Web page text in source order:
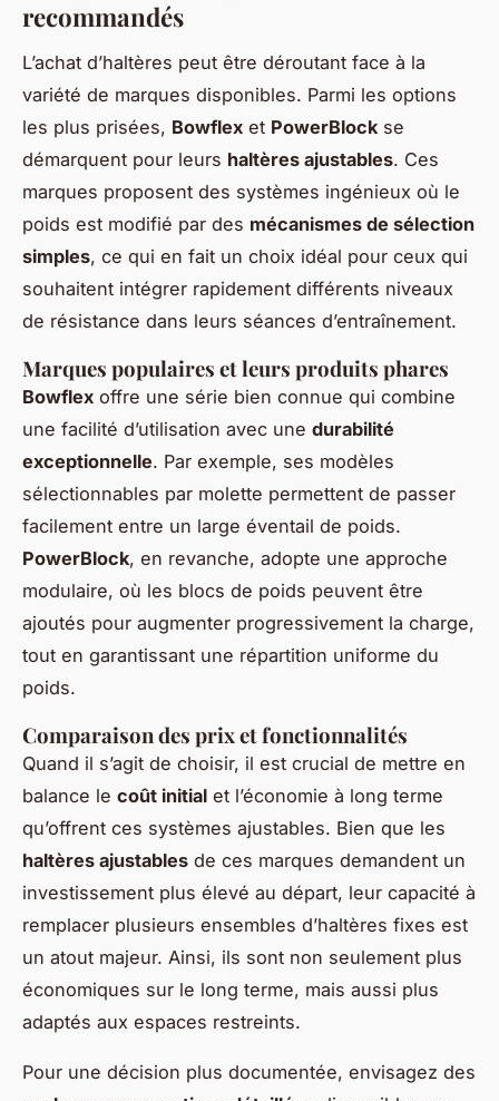
recommandés
L’achat d’haltères peut être déroutant face à la
variété de marques disponibles. Parmi les options
les plus prisées, Bowflex et PowerBlock se
démarquent pour leurs haltères ajustables. Ces
marques proposent des systèmes ingénieux où le
poids est modifié par des mécanismes de sélection
simples, ce qui en fait un choix idéal pour ceux qui
souhaitent intégrer rapidement différents niveaux
de résistance dans leurs séances d’entraînement.
Marques populaires et leurs produits phares
Bowflex offre une série bien connue qui combine
une facilité d’utilisation avec une durabilité
exceptionnelle. Par exemple, ses modèles
sélectionnables par molette permettent de passer
facilement entre un large éventail de poids.
PowerBlock, en revanche, adopte une approche
modulaire, où les blocs de poids peuvent être
ajoutés pour augmenter progressivement la charge,
tout en garantissant une répartition uniforme du
poids.
Comparaison des prix et fonctionnalités
Quand il s’agit de choisir, il est crucial de mettre en
balance le coût initial et l’économie à long terme
qu’offrent ces systèmes ajustables. Bien que les
haltères ajustables de ces marques demandent un
investissement plus élevé au départ, leur capacité à
remplacer plusieurs ensembles d’haltères fixes est
un atout majeur. Ainsi, ils sont non seulement plus
économiques sur le long terme, mais aussi plus
adaptés aux espaces restreints.
Pour une décision plus documentée, envisagez des